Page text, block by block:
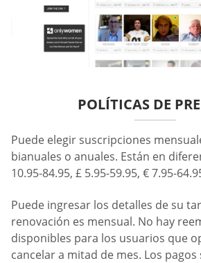
POLÍTICAS DE
Puede elegir suscripciones
bianuales o anuales. Están en
10.95-84.95, £ 5.95-59.95, € 7.95-
Puede ingresar los detalles de su
renovación es mensual. No hay
disponibles para los usuarios que
cancelar a mitad de mes. Los pagos